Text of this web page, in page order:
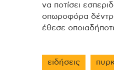
να ποτίσει
οπωροφόρα δέντρα
έθεσε
ειδήσεις